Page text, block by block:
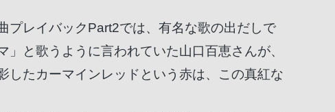
プレイバックPart2では、有名な歌の出だしで
と歌うように言われていた山口百恵さんが、
したカーマインレッドという赤は、この真紅な